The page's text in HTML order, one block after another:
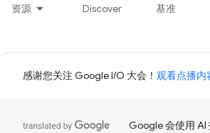
资源 Discover 基准
感谢您关注 Google I/O 大会！ 观看点播内
Google 会使用 AI